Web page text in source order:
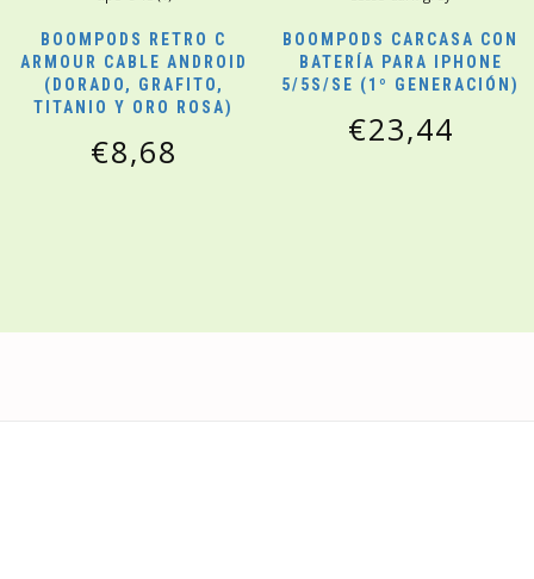
BOOMPODS RETRO C
ARMOUR CABLE ANDROID
(DORADO, GRAFITO,
TITANIO Y ORO ROSA)
€8,68
BOOMPODS CARCASA CON
BATERÍA PARA IPHONE
5/5S/SE (1º GENERACIÓN)
€23,44